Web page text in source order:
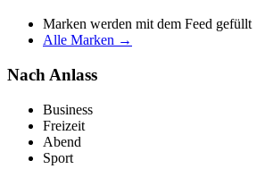
Marken werden mit dem Feed gefüllt
Alle Marken →
Nach Anlass
Business
Freizeit
Abend
Sport